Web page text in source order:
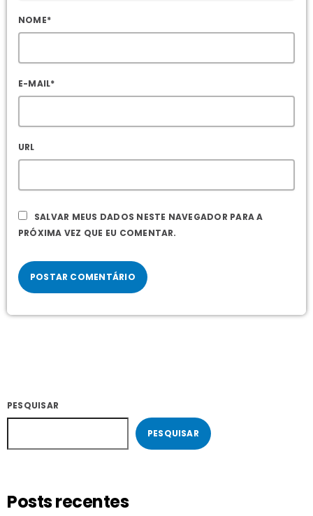
NOME*
E-MAIL*
URL
SALVAR MEUS DADOS NESTE NAVEGADOR PARA A
PRÓXIMA VEZ QUE EU COMENTAR.
PESQUISAR
PESQUISAR
Posts recentes